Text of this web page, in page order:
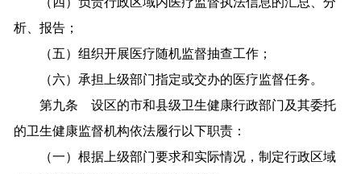
析、报告；
（五）组织开展医疗随机监督抽查工作；
（六）承担上级部门指定或交办的医疗监督任务。
第九条 设区的市和县级卫生健康行政部门及其委托
的卫生健康监督机构依法履行以下职责：
（一）根据上级部门要求和实际情况，制定行政区域